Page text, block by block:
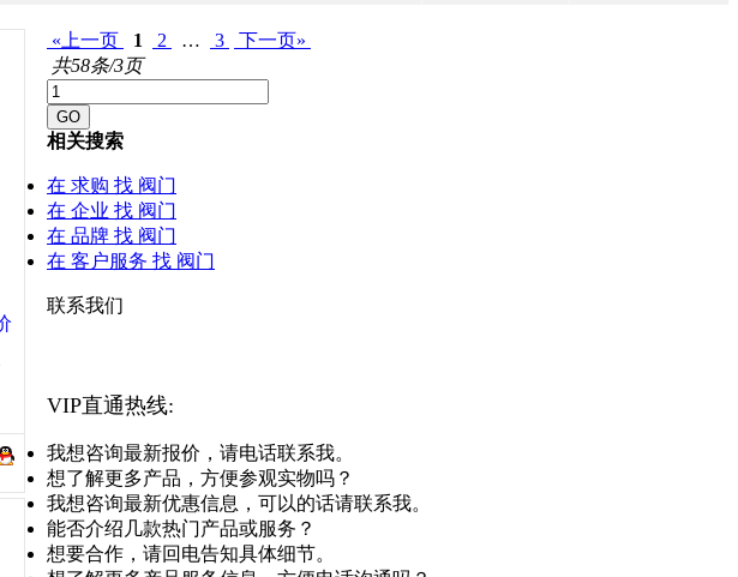
«上一页 1 2 … 3
下一页»
共58条/3页
相关搜索
在 求购 找 阀门
在 企业 找 阀门
在 品牌 找 阀门
在 客户服务 找 阀门
联系我们
VIP直通热线:
我想咨询最新报价，请电话联系我。
想了解更多产品，方便参观实物吗？
我想咨询最新优惠信息，可以的话请联系我。
能否介绍几款热门产品或服务？
想要合作，请回电告知具体细节。